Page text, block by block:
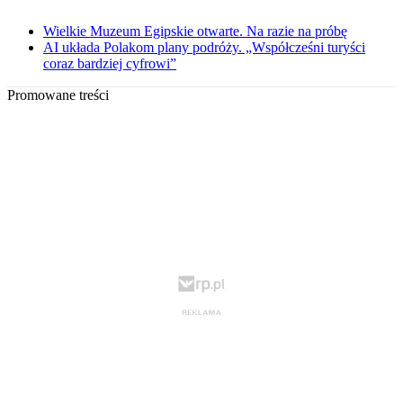
Wielkie Muzeum Egipskie otwarte. Na razie na próbę
AI układa Polakom plany podróży. „Współcześni turyści
coraz bardziej cyfrowi”
Promowane treści